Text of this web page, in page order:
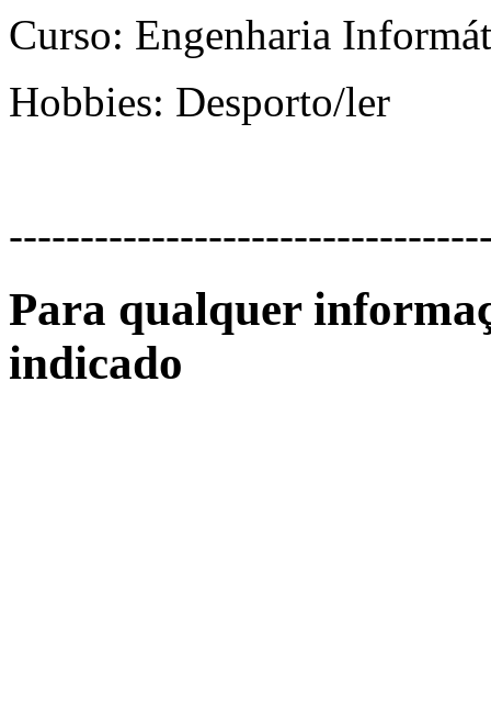
Curso: Engenharia
Hobbies: Desporto/ler
Para qualquer
indicado